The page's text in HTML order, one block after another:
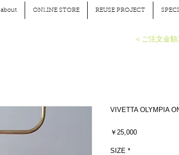
about ONLINE STORE REUSE PROJECT
VIVETTA OLYMPIA
￥25,000価
SIZE *
＜ご注文金